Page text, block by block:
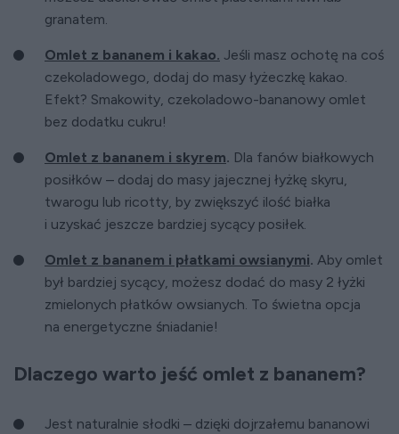
granatem.
Omlet z bananem i kakao. Jeśli masz ochotę na coś
czekoladowego, dodaj do masy łyżeczkę kakao.
Efekt? Smakowity, czekoladowo-bananowy omlet
bez dodatku cukru!
Omlet z bananem i skyrem. Dla fanów białkowych
posiłków – dodaj do masy jajecznej łyżkę skyru,
twarogu lub ricotty, by zwiększyć ilość białka
i uzyskać jeszcze bardziej sycący posiłek.
Omlet z bananem i płatkami owsianymi. Aby omlet
był bardziej sycący, możesz dodać do masy 2 łyżki
zmielonych płatków owsianych. To świetna opcja
na energetyczne śniadanie!
Dlaczego warto jeść omlet z bananem?
Jest naturalnie słodki – dzięki dojrzałemu bananowi